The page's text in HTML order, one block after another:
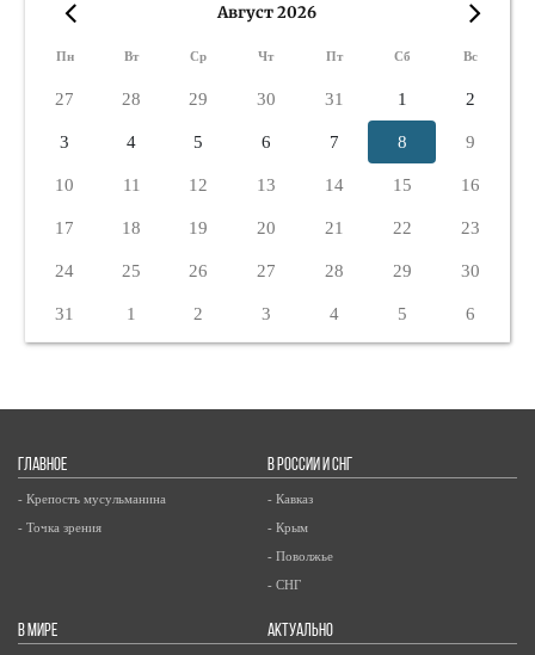
Август 2026
Пн Вт Ср Чт Пт Сб Вс
27 28 29 30 31 1 2
3 4 5 6 7 8 9
10 11 12 13 14 15 16
17 18 19 20 21 22 23
24 25 26 27 28 29 30
31 1 2 3 4 5 6
ГЛАВНОЕ
- Крепость мусульманина
- Точка зрения
В РОССИИ И СНГ
- Кавказ
- Крым
- Поволжье
- СНГ
В МИРЕ АКТУАЛЬНО